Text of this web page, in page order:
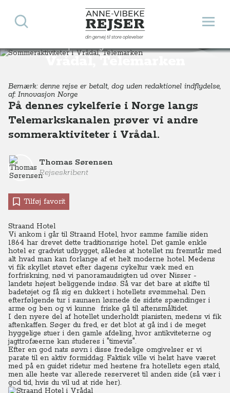
Anne-Vibeke Rejser
din genvej til store oplevelser
Åbn
Søg
Sommeraktiviteter i
Vrådal, Telemarken
Destinationer Europa Norge Sommeraktiviteter i Vrådal, Telemarken, Sydnorge
Bemærk: denne rejse er betalt, dog uden redaktionel indflydelse,
af: Innovasjon Norge
På dennes cykelferie i Norge langs
Telemarkskanalen prøver vi andre
sommeraktiviteter i Vrådal.
Thomas Sørensen
Rejseskribent
Tilføj favorit
Straand Hotel
Vi ankom i går til Straand Hotel, hvor samme familie siden
1864 har drevet dette traditionsrige hotel. Det gamle enkle
hotel er gradvist udbygget, således at hotellet nu fremstår med
alt hvad man kan forlange af et helt moderne hotel. Medens
vi fik skyllet støvet efter dagens cykeltur væk med en
forfriskning, nød vi panoramaudsigten ud over Nisser -
landets højest beliggende indsø. Så var det bare at skifte til
badetøjet og få sig en dukkert i hotellets svømmehal. Den
efterfølgende tur i saunaen løsnede de sidste spændinger i
arme og ben og vi kunne friske gå til aftensmåltidet.
I den nyere del af hotellet underholdt pianisten, medens vi fik
aftenkaffen. Søger du fred, er det blot at gå ind i de meget
hyggelige stuer i den gamle afdeling, hvor antikviteterne og
jagttrofæerne kan studeres i "timevis".
Efter en god nats søvn i disse fredelige omgivelser er vi
parate til en aktiv formiddag. Faktisk ville vi helst have været
med på en guidet ridetur med hestene fra hotellets egen stald,
men alle heste var allerede reserveret til anden side (så vær i
god tid, hvis du vil ud at ride her).